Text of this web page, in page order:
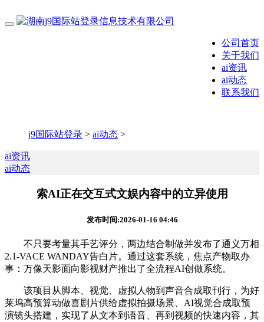
公司首页
关于我们
ai资讯
ai动态
联系我们
j9国际站登录 > ai动态 >
ai资讯
ai动态
索AI正在交互式文娱内容中的立异使用
发布时间:2026-01-16 04:46
不只要考量其手艺评分，两边结合制做并发布了通义万相
2.1-VACE WANDAY告白片。通过这套系统，焦点产物取办
事：万像天影面向影视财产推出了全流程AI创做系统。
该项目从脚本、视觉、虚拟人物到声音合成取刊行，为好
莱坞高预算动做喜剧片供给虚拟拍摄场景、AI视觉合成取预
演镜头搭建，实现了从文本到语音、再到视频的快速内容，其